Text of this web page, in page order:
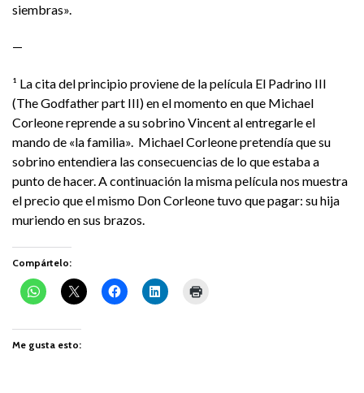
siembras».
—
¹ La cita del principio proviene de la película El Padrino III
(The Godfather part III) en el momento en que Michael
Corleone reprende a su sobrino Vincent al entregarle el
mando de «la familia». Michael Corleone pretendía que su
sobrino entendiera las consecuencias de lo que estaba a
punto de hacer. A continuación la misma película nos muestra
el precio que el mismo Don Corleone tuvo que pagar: su hija
muriendo en sus brazos.
Compártelo:
Me gusta esto: